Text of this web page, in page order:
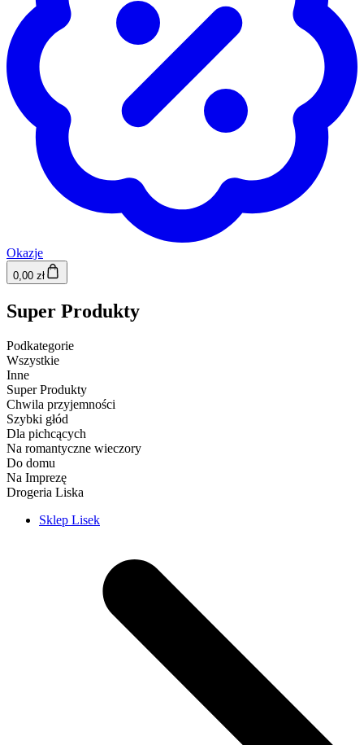
Okazje
0,00 zł
Super Produkty
Podkategorie
Wszystkie
Inne
Super Produkty
Chwila przyjemności
Szybki głód
Dla pichcących
Na romantyczne wieczory
Do domu
Na Imprezę
Drogeria Liska
Sklep Lisek